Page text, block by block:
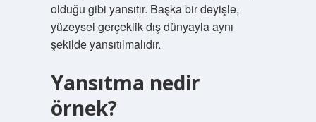
olduğu gibi yansıtır. Başka bir deyişle,
yüzeysel gerçeklik dış dünyayla aynı
şekilde yansıtılmalıdır.
Yansıtma nedir
örnek?